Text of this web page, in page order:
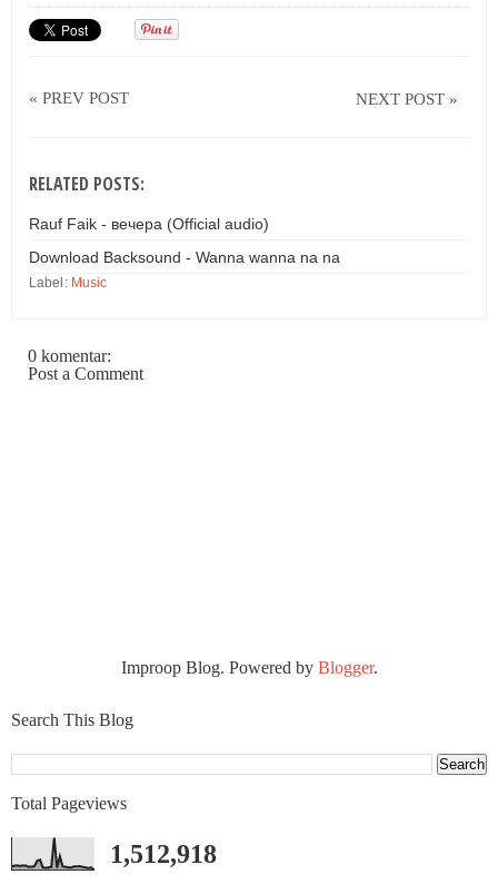
« PREV POST NEXT POST »
RELATED POSTS:
Rauf Faik - вечера (Official audio)
Download Backsound - Wanna wanna na na
Label: Music
0 komentar:
Post a Comment
Improop Blog. Powered by Blogger.
Search This Blog
Total Pageviews
1,512,918